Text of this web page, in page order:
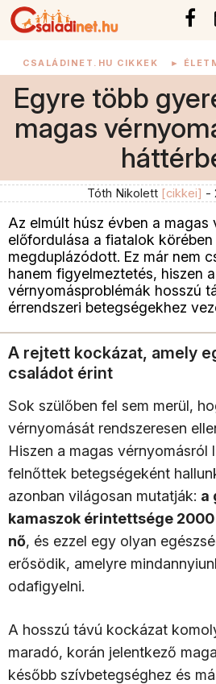
CSALÁDINET.HU CIKKEK ►
Egyre több
magas
Tóth Nikolett [cikkei] -
Az elmúlt húsz évben a magas
előfordulása a fiatalok körében
megduplázódott. Ez már nem
hanem figyelmeztetés, hiszen
vérnyomásproblémák hosszú
érrendszeri betegségekhez
A rejtett kockázat, amely
családot érint
Sok szülőben fel sem merül,
vérnyomását rendszeresen
Hiszen a magas vérnyomásról
felnőttek betegségeként
azonban világosan mutatják: a
kamaszok érintettsége
nő, és ezzel egy olyan
erősödik, amelyre
odafigyelni.
A hosszú távú kockázat
maradó, korán jelentkező
később szívbetegséghez és